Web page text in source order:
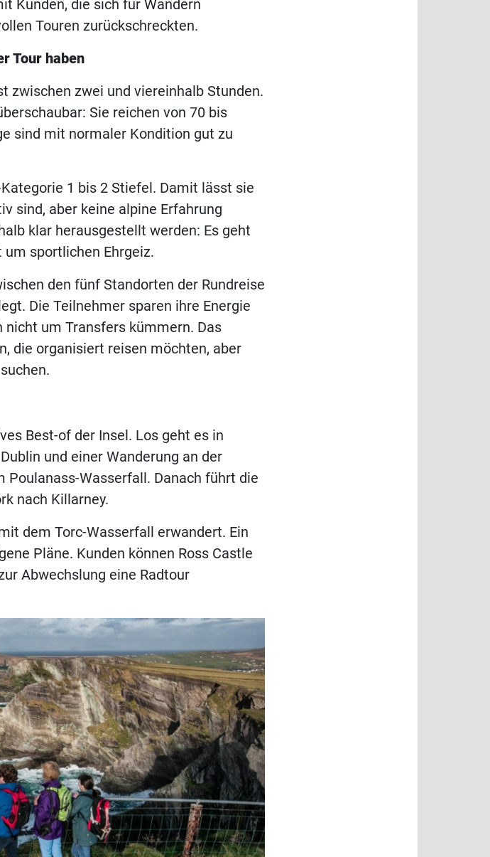
Kunden, die sich für Wandern
Touren zurückschreckten.
Tour haben
zwischen zwei und viereinhalb Stunden.
Sie reichen von 70 bis
sind mit normaler Kondition gut zu
1 bis 2 Stiefel. Damit lässt sie
sind, aber keine alpine Erfahrung
klar herausgestellt werden: Es geht
sportlichen Ehrgeiz.
den fünf Standorten der Rundreise
Die Teilnehmer sparen ihre Energie
um Transfers kümmern. Das
die organisiert reisen möchten, aber
Best-of der Insel. Los geht es in
und einer Wanderung an der
Poulanass-Wasserfall. Danach führt die
nach Killarney.
dem Torc-Wasserfall erwandert. Ein
Pläne. Kunden können Ross Castle
Abwechslung eine Radtour